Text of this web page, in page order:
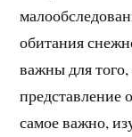
обитания
важны для
представление
самое важно,